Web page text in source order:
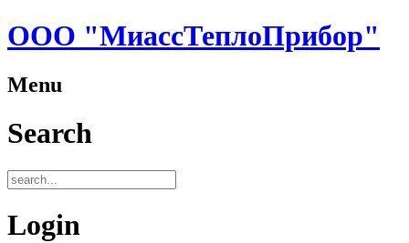
ООО "МиассТеплоПрибор"
Menu
Search
Login